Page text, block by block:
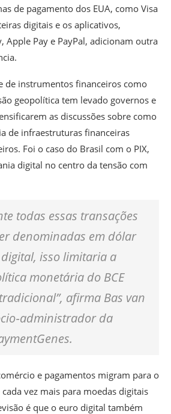
de pagamento dos EUA, como Visa
digitais e os aplicativos,
Apple Pay e PayPal, adicionam outra
de instrumentos financeiros como
geopolítica tem levado governos e
as discussões sobre como
de infraestruturas financeiras
Foi o caso do Brasil com o PIX,
digital no centro da tensão com
todas essas transações
denominadas em dólar
isso limitaria a
monetária do BCE
afirma Bas van
da
e pagamentos migram para o
vez mais para moedas digitais
é que o euro digital também